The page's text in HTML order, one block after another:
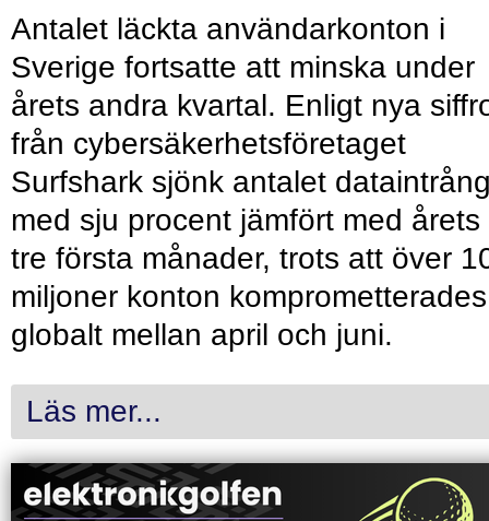
Antalet läckta användarkonton i
Sverige fortsatte att minska under
årets andra kvartal. Enligt nya
från cybersäkerhetsföretaget
Surfshark sjönk antalet
med sju procent jämfört med årets
tre första månader, trots att över
miljoner konton komprometterades
globalt mellan april och juni.
Läs mer...